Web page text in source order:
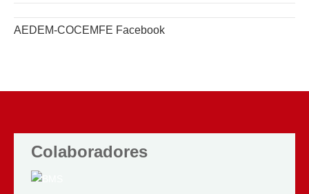
AEDEM-COCEMFE Facebook
Colaboradores